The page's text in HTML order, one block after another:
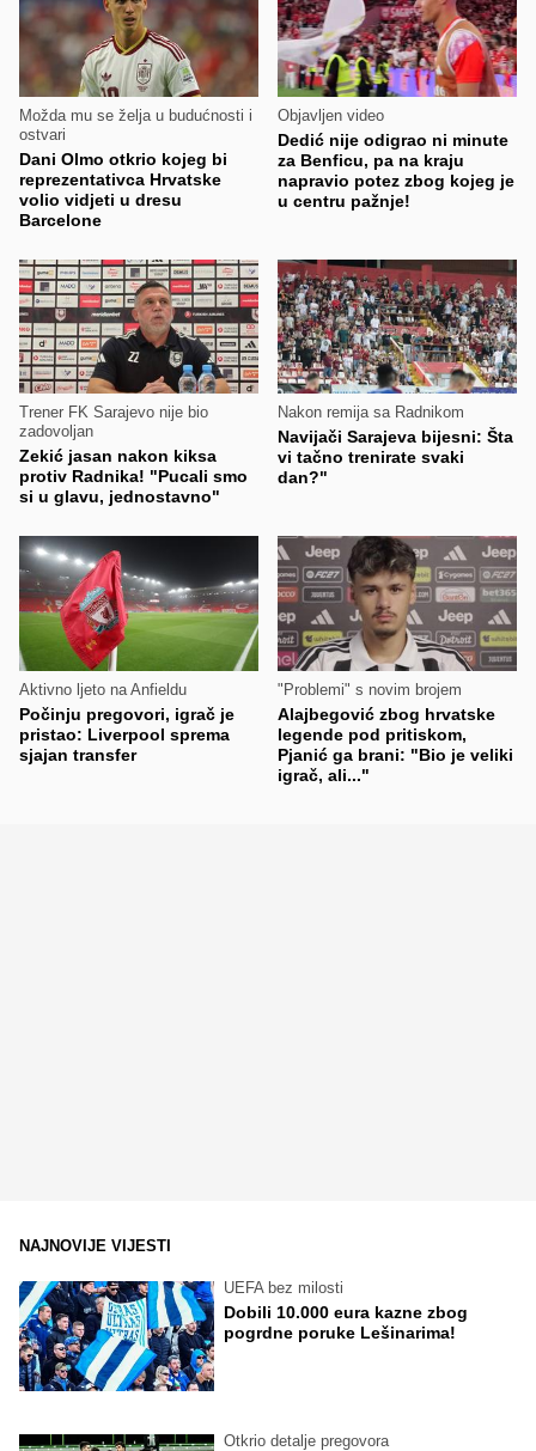
Možda mu se želja u budućnosti i
ostvari
Dani Olmo otkrio kojeg bi
reprezentativca Hrvatske
volio vidjeti u dresu
Barcelone
Objavljen video
Dedić nije odigrao ni minute
za Benficu, pa na kraju
napravio potez zbog kojeg je
u centru pažnje!
Trener FK Sarajevo nije bio
zadovoljan
Zekić jasan nakon kiksa
protiv Radnika! "Pucali smo
si u glavu, jednostavno"
Nakon remija sa Radnikom
Navijači Sarajeva bijesni: Šta
vi tačno trenirate svaki
dan?"
Aktivno ljeto na Anfieldu
Počinju pregovori, igrač je
pristao: Liverpool sprema
sjajan transfer
"Problemi" s novim brojem
Alajbegović zbog hrvatske
legende pod pritiskom,
Pjanić ga brani: "Bio je veliki
igrač, ali..."
NAJNOVIJE VIJESTI
UEFA bez milosti
Dobili 10.000 eura kazne zbog
pogrdne poruke Lešinarima!
Otkrio detalje pregovora